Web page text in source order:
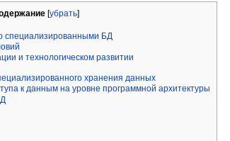
[убрать]
специализированными БД
и технологическом развитии
хранения данных
к данным на уровне программной архитектуры